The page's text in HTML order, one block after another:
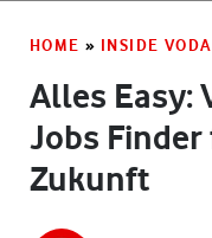
HOME » INSIDE
Alles Easy:
Jobs
Zukunft